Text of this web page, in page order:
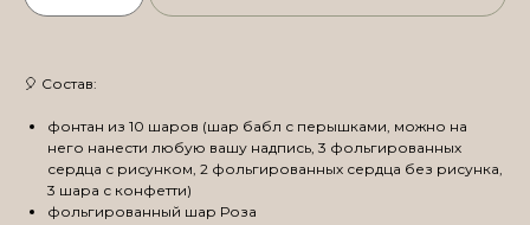
🎈 Состав:
фонтан из 10 шаров (шар бабл с перышками, можно на
него нанести любую вашу надпись, 3 фольгированных
сердца с рисунком, 2 фольгированных сердца без рисунка,
3 шара с конфетти)
фольгированный шар Роза